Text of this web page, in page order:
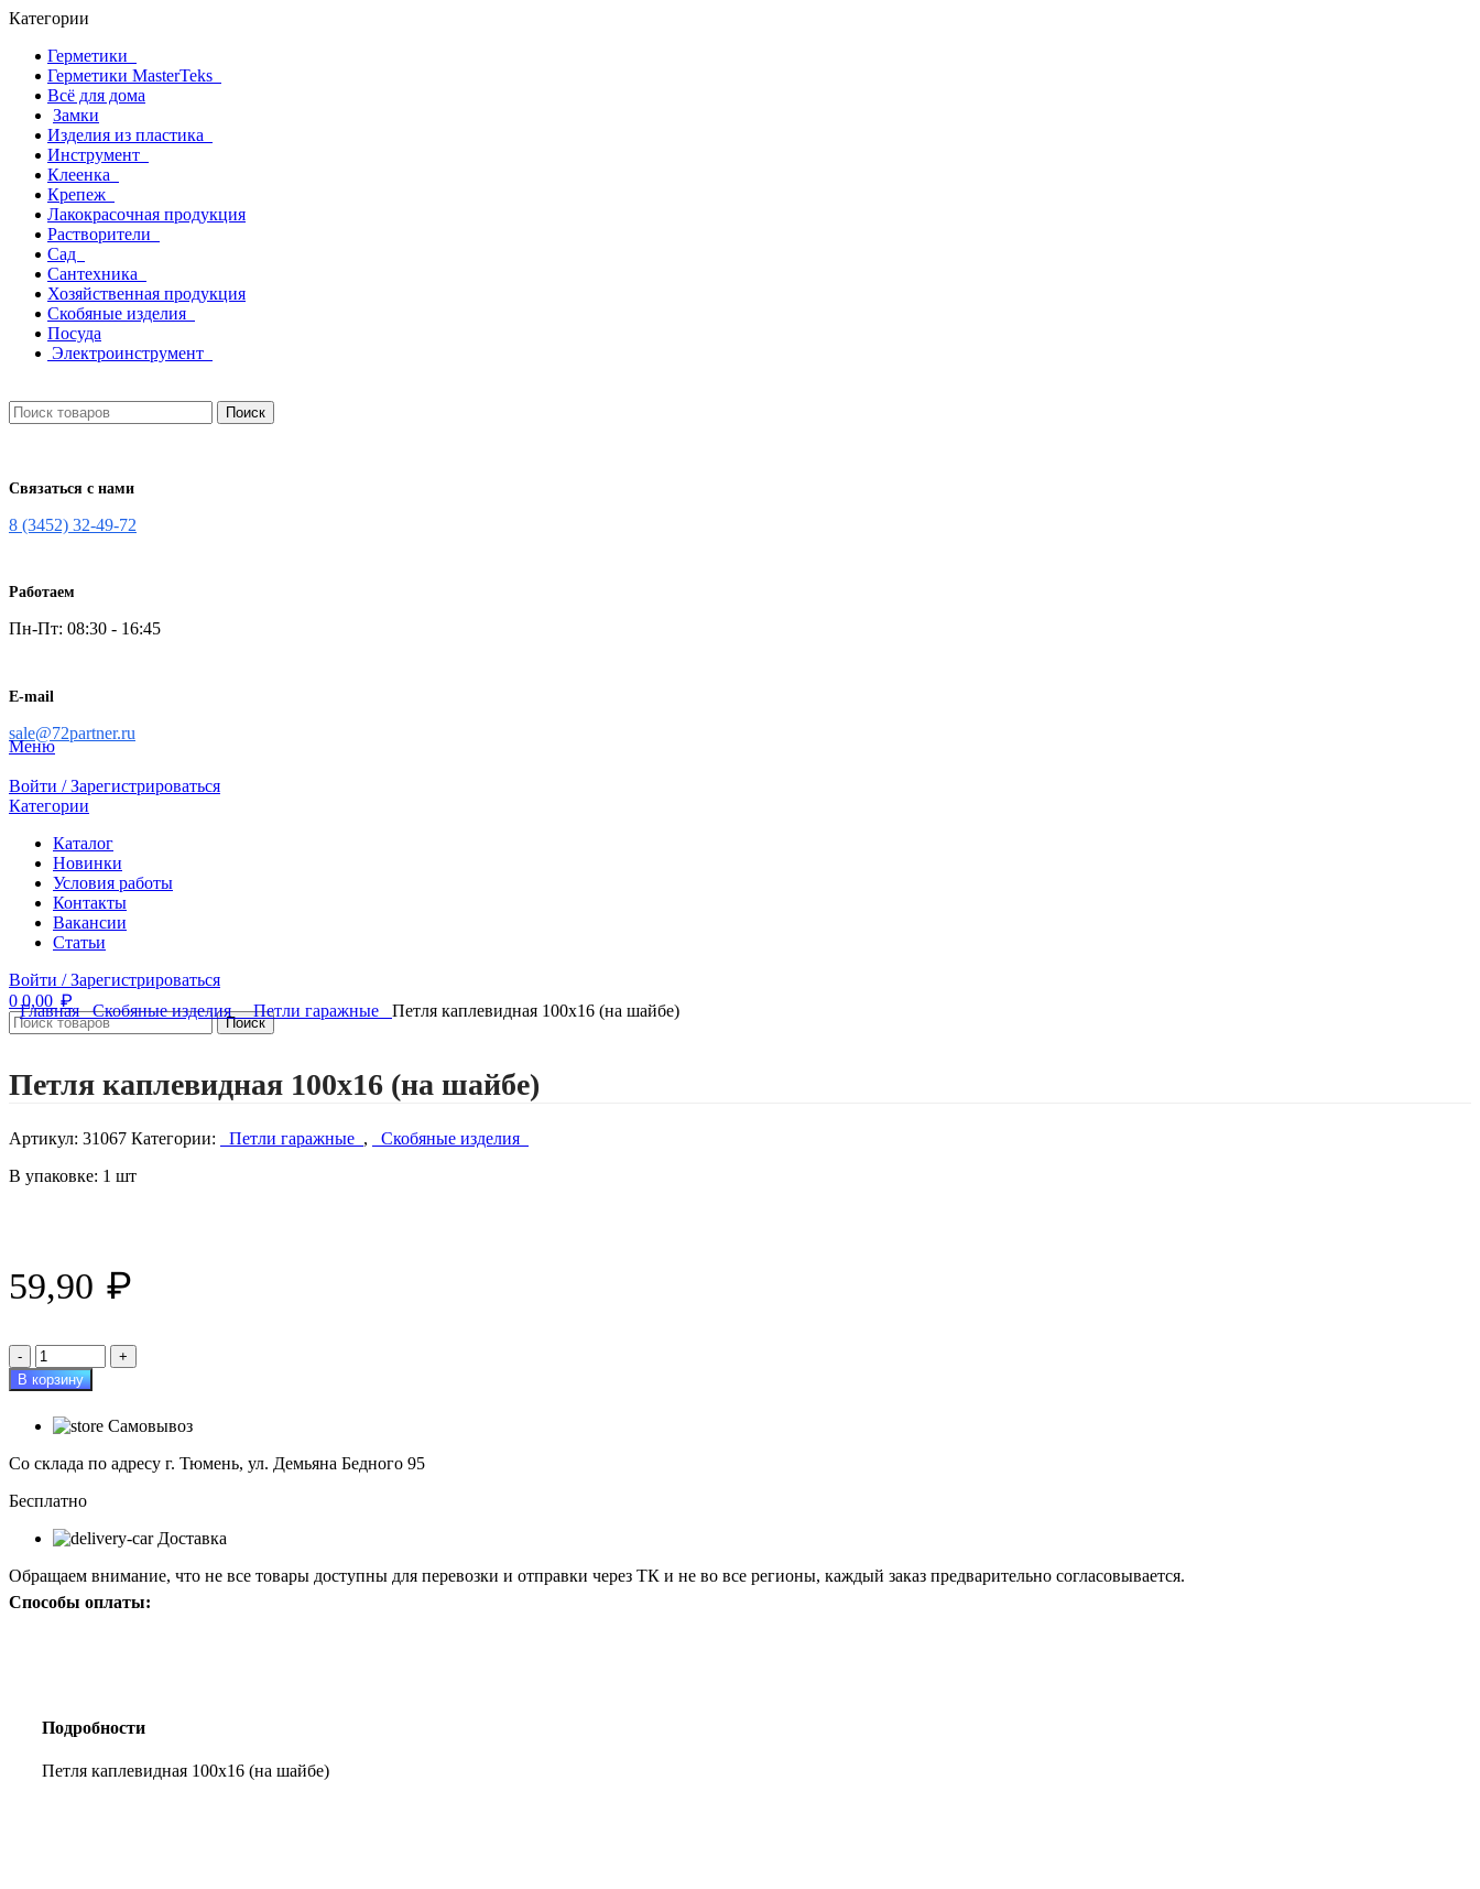
Категории
Герметики
Герметики MasterTeks
Всё для дома
Замки
Изделия из пластика
Инструмент
Клеенка
Крепеж
Лакокрасочная продукция
Растворители
Сад
Сантехника
Хозяйственная продукция
Скобяные изделия
Посуда
Электроинструмент
Поиск
Связаться с нами
8 (3452) 32-49-72
Работаем
Пн-Пт: 08:30 - 16:45
E-mail
sale@72partner.ru
Меню
Войти / Зарегистрироваться
Категории
Каталог
Новинки
Условия работы
Контакты
Вакансии
Статьи
Войти / Зарегистрироваться
00,00 ₽
Поиск
ГлавнаяСкобяные изделияПетли гаражные Петля каплевидная 100х16 (на шайбе)
Нажмите, чтобы увеличить изображение
Петля каплевидная 100х16 (на шайбе)
Артикул: 31067 Категории: Петли гаражные ,
Скобяные изделия
В упаковке: 1 шт
59,90 ₽
Количество
товара
Петля
каплевидная
100х16
шайбе)
В корзину
Самовывоз
Со склада по адресу г. Тюмень, ул. Демьяна Бедного 95
Бесплатно
Доставка
Обращаем внимание, что не все товары доступны для перевозки и отправки через ТК и не во все регионы, каждый заказ предварительно согласовывается.
Способы оплаты:
Подробности
Петля каплевидная 100х16 (на шайбе)